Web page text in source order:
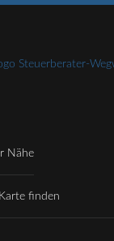
Nähe
finden